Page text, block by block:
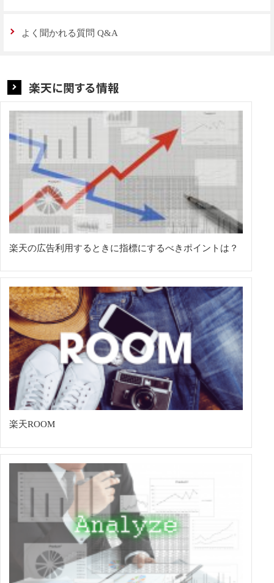
よく聞かれる質問 Q&A
楽天に関する情報
楽天の広告利用するときに指標にするべきポイントは？
楽天ROOM